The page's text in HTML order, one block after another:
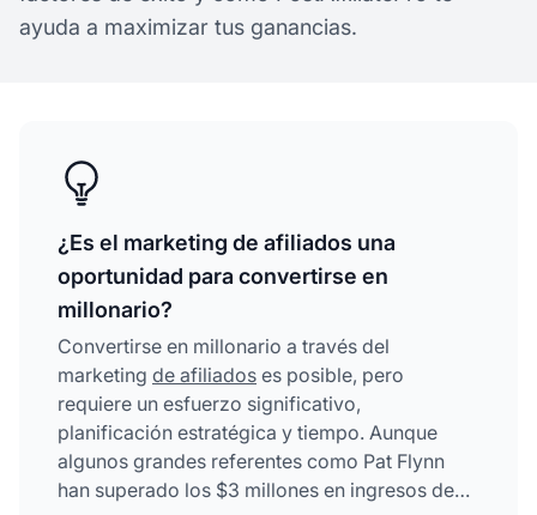
ayuda a maximizar tus ganancias.
¿Es el marketing de afiliados una
oportunidad para convertirse en
millonario?
Convertirse en millonario a través del
marketing de afiliados es posible, pero
requiere un esfuerzo significativo,
planificación estratégica y tiempo. Aunque
algunos grandes referentes como Pat Flynn
han superado los $3 millones en ingresos de